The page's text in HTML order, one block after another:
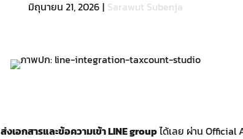
มิถุนายน 21, 2026 | Sarawut Subenja
ส่งเอกสารและข้อความเข้า LINE groupได้เลย ผ่าน Official